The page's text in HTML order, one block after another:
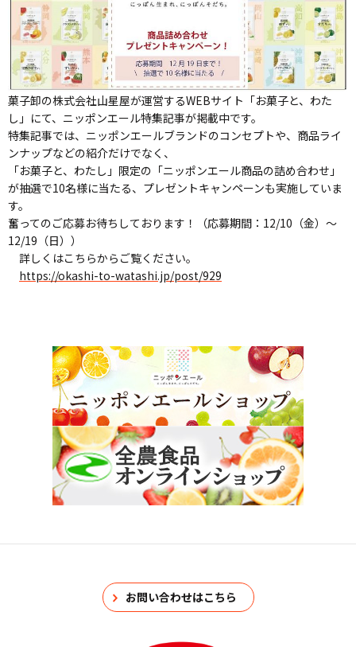
菓子卸の株式会社山星屋が運営するWEBサイト「お菓子と、わた
し」にて、ニッポンエール特集記事が掲載中です。
特集記事では、ニッポンエールブランドのコンセプトや、商品ライ
ンナップなどの紹介だけでなく、
「お菓子と、わたし」限定の「ニッポンエール商品の詰め合わせ」
が抽選で10名様に当たる、プレゼントキャンペーンも実施していま
す。
奮ってのご応募お待ちしております！（応募期間：12/10（金）～
12/19（日））
詳しくはこちらからご覧ください。
https://okashi-to-watashi.jp/post/929
お問い合わせはこちら